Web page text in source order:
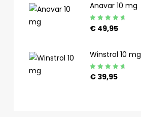
Anavar 10 mg
Gewaardeerd
€ 49,95
Winstrol 10 mg
Gewaardeerd
€ 39,95